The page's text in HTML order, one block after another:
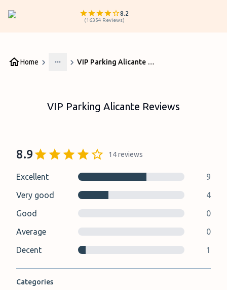
8.2
(16354 Reviews)
Home
More
VIP Parking Alicante Reviews
VIP Parking Alicante Reviews
8.9 14reviews
Excellent
9
Very good
4
Good
0
Average
0
Decent
1
Categories